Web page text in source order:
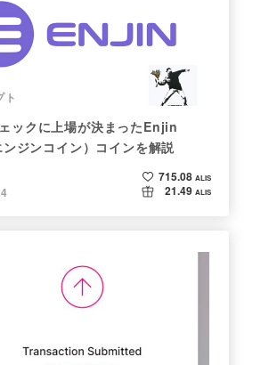
ト
ックに上場が決まったEnjin
ジンコイン）コインを解説
715.08 ALIS
21.49 ALIS